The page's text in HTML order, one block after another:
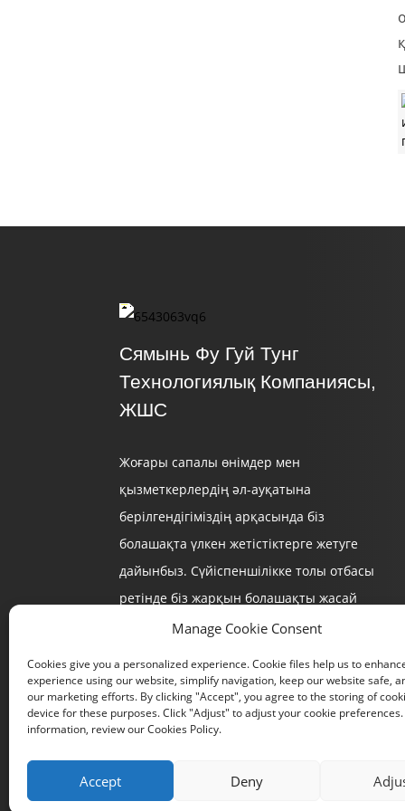
Сямынь Фу Гуй Тунг
Технологиялық Компаниясы,
ЖШС
Жоғары сапалы өнімдер мен
қызметкерлердің әл-ауқатына
берілгендігіміздің арқасында біз
болашақта үлкен жетістіктерге жетуге
дайынбыз. Сүйіспеншілікке толы отбасы
ретінде біз жарқын болашақты жасай
беретінімізге сенімдіміз.
Авторлық құқық © 2024
Manage Cookie Consent
Cookies give you a personalized experience. Cookie files help us to
experience using our website, simplify navigation, keep our website safe,
our marketing efforts. By clicking "Accept", you agree to the storing of
device for these purposes. Click "Adjust" to adjust your cookie
information, review our Cookies Policy.
Accept Deny